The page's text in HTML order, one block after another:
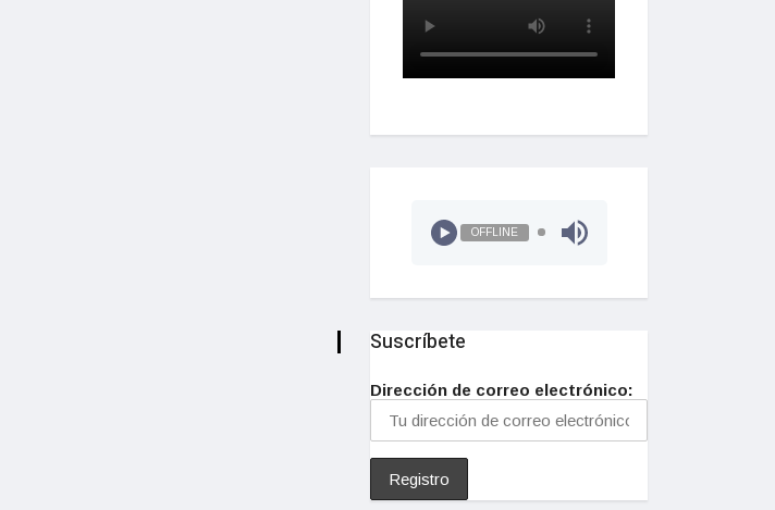
OFFLINE
Suscríbete
Dirección de correo electrónico: